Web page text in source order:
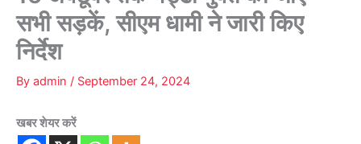
सभी सड़कें, सीएम धामी ने जारी किए
निर्देश
By admin / September 24, 2024
खबर शेयर करें